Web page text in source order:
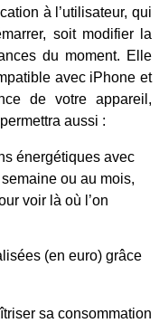
à l’utilisateur, qui
soit modifier la
du moment. Elle
avec iPhone et
de votre appareil,
aussi :
énergétiques avec
ou au mois,
voir là où l’on
(en euro) grâce
sa consommation